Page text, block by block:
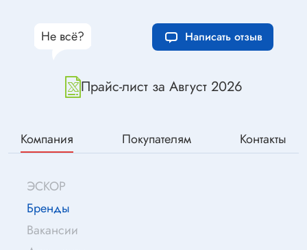
Прайс-лист за Август 2026
Не всё? Написать отзыв
Компания Покупателям Контакты
ЭСКОР
Бренды
Вакансии